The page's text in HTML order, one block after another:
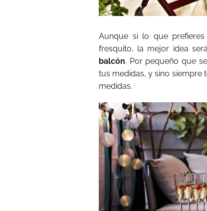
Aunque si lo que
fresquito, la mejor idea
balcón. Por pequeño que
tus medidas, y sino siempre
medidas.